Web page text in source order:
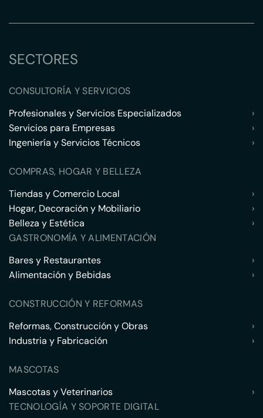
SECTORES
CONSULTORÍA Y SERVICIOS
Profesionales y Servicios Especializados
›
Servicios para Empresas
›
Ingeniería y Servicios Técnicos
›
COMPRAS, HOGAR Y BELLEZA
Tiendas y Comercio Local
›
Hogar, Decoración y Mobiliario
›
Belleza y Estética
›
GASTRONOMÍA Y ALIMENTACIÓN
Bares y Restaurantes
›
Alimentación y Bebidas
›
CONSTRUCCIÓN Y REFORMAS
Reformas, Construcción y Obras
›
Industria y Fabricación
›
MASCOTAS
Mascotas y Veterinarios
›
TECNOLOGÍA Y SOPORTE DIGITAL